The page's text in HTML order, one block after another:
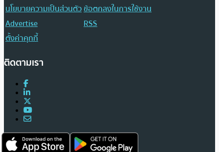
นโยบายความเป็นส่วนตัวข้อตกลงในการใช้งาน
Advertise
RSS
ตั้งค่าคุกกี้
ติดตามเรา